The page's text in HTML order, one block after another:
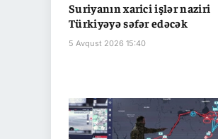
Suriyanın xarici işlər naziri
Türkiyəyə səfər edəcək
5 Avqust 2026 15:40